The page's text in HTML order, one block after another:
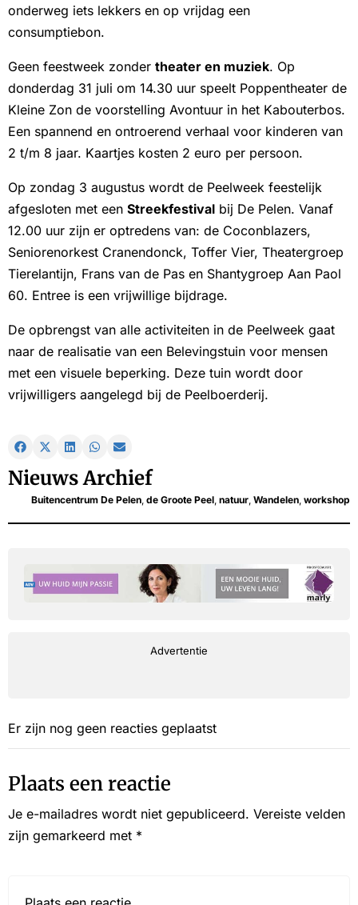
onderweg iets lekkers en op vrijdag een
consumptiebon.
Geen feestweek zonder theater en muziek. Op
donderdag 31 juli om 14.30 uur speelt Poppentheater de
Kleine Zon de voorstelling Avontuur in het Kabouterbos.
Een spannend en ontroerend verhaal voor kinderen van
2 t/m 8 jaar. Kaartjes kosten 2 euro per persoon.
Op zondag 3 augustus wordt de Peelweek feestelijk
afgesloten met een Streekfestival bij De Pelen. Vanaf
12.00 uur zijn er optredens van: de Coconblazers,
Seniorenorkest Cranendonck, Toffer Vier, Theatergroep
Tierelantijn, Frans van de Pas en Shantygroep Aan Paol
60. Entree is een vrijwillige bijdrage.
De opbrengst van alle activiteiten in de Peelweek gaat
naar de realisatie van een Belevingstuin voor mensen
met een visuele beperking. Deze tuin wordt door
vrijwilligers aangelegd bij de Peelboerderij.
Nieuws Archief
Buitencentrum De Pelen, de Groote Peel, natuur, Wandelen, workshop
Advertentie
Er zijn nog geen reacties geplaatst
Plaats een reactie
Je e-mailadres wordt niet gepubliceerd. Vereiste velden
zijn gemarkeerd met *